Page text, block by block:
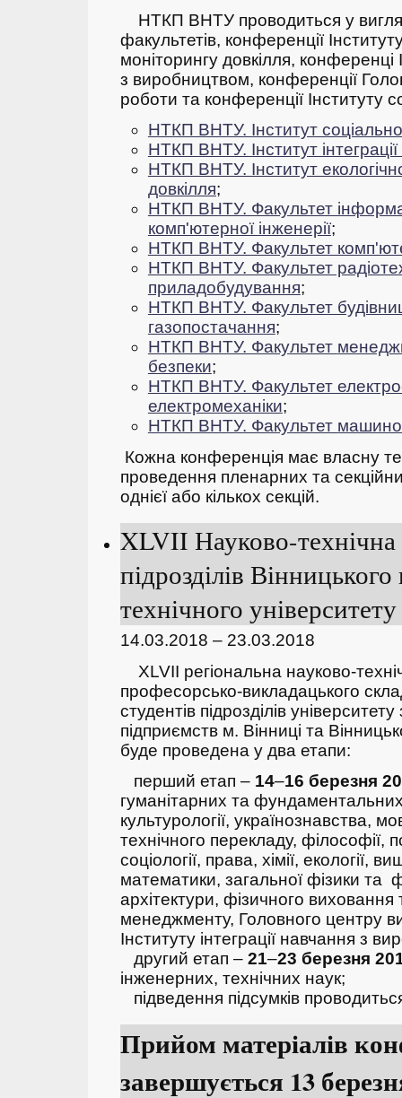
НТКП ВНТУ проводиться у
факультетів, конференції
моніторингу довкілля, конференці
з виробництвом, конференції
роботи та конференції Інституту
НТКП ВНТУ. Інститут
НТКП ВНТУ. Інститут
НТКП ВНТУ. Інститут
довкілля;
НТКП ВНТУ. Факультет
комп'ютерної інженерії;
НТКП ВНТУ. Факультет
НТКП ВНТУ. Факультет
приладобудування;
НТКП ВНТУ. Факультет
газопостачання;
НТКП ВНТУ. Факультет
безпеки;
НТКП ВНТУ. Факультет
електромеханіки;
НТКП ВНТУ. Факультет
Кожна конференція має власну
проведення пленарних та
однієї або кількох секцій.
XLVII Науково-технічна
підрозділів
технічного
14.03.2018 – 23.03.2018
ХLVII регіональна науково-
професорсько-викладацького
студентів підрозділів
підприємств м. Вінниці та
буде проведена у два етапи:
перший етап – 14–16 березня
гуманітарних та
культурології, українознавства,
технічного перекладу, філософії,
соціології, права, хімії, екології,
математики, загальної фізики та
архітектури, фізичного виховання
менеджменту, Головного центру
Інституту інтеграції навчання з
другий етап –21–23 березня
інженерних, технічних наук;
підведення підсумків
Прийом матеріалів
завершується 13